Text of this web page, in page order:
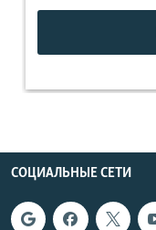
СОЦИАЛЬНЫЕ СЕТИ